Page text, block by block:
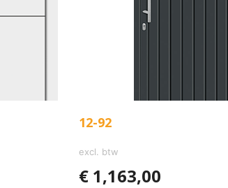
12-92
excl. btw
€1,163,00